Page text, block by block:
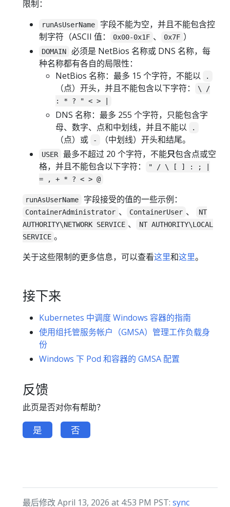
限制：
runAsUserName
字段不能为空，并且不能包含控
制字符（ASCII 值：
0x00-0x1F 、 0x7F ）
DOMAIN
必须是 NetBios 名称或 DNS 名称，每
种名称都有各自的局限性：
NetBios 名称：最多 15 个字符，不能以
.
（点）开头，并且不能包含以下字符：
\ /
: * ? " < > |
DNS 名称：最多 255 个字符，只能包含字
母、数字、点和中划线，并且不能以
.
（点）或 - （中划线）开头和结尾。
USER 最多不超过 20 个字符，不能只包含点或空
格，并且不能包含以下字符：
" / \ [ ] : ; |
= , + * ? < > @
runAsUserName 字段接受的值的一些示例：
ContainerAdministrator 、 ContainerUser 、
NT
AUTHORITY\NETWORK SERVICE 、
NT AUTHORITY\LOCAL
SERVICE 。
关于这些限制的更多信息，可以查看这里和这里。
接下来
Kubernetes 中调度 Windows 容器的指南
使用组托管服务帐户（GMSA）管理工作负载身
份
Windows 下 Pod 和容器的 GMSA 配置
反馈
此页是否对你有帮助？
是 否
最后修改 April 13, 2026 at 4:53 PM PST: sync